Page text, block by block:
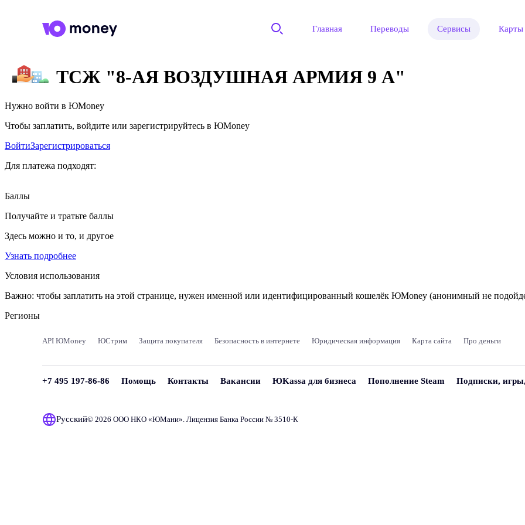
Главная Переводы Сервисы Карты
ТСЖ "8-АЯ ВОЗДУШНАЯ АРМИЯ 9 А"
Нужно войти в ЮMoney
Чтобы заплатить, войдите или зарегистрируйтесь в ЮMoney
ВойтиЗарегистрироваться
Для платежа подходят:
Баллы
Получайте и тратьте баллы
Здесь можно и то, и другое
Узнать подробнее
Условия использования
Важно: чтобы заплатить на этой странице, нужен именной или идентифицированный кошелёк ЮMoney (анонимный не
Регионы
API ЮMoney ЮСтрим Защита покупателя Безопасность в интернете Юридическая информация Карта сайта Про деньги
+7 495 197-86-86 Помощь Контакты Вакансии ЮKassa для бизнеса Пополнение Steam Подписки,
Русский© 2026 ООО НКО «ЮМани». Лицензия Банка России № 3510‑К